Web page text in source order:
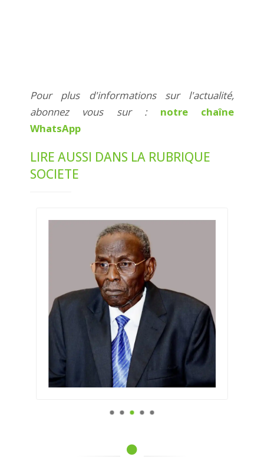
Pour plus d'informations sur l'actualité,
abonnez vous sur : notre chaîne
WhatsApp
LIRE AUSSI DANS LA RUBRIQUE
SOCIETE